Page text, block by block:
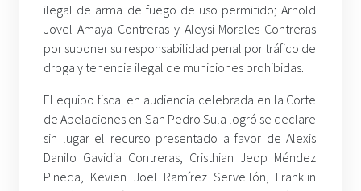
ilegal de arma de fuego de uso permitido; Arnold
Jovel Amaya Contreras y Aleysi Morales Contreras
por suponer su responsabilidad penal por tráfico de
droga y tenencia ilegal de municiones prohibidas.
El equipo fiscal en audiencia celebrada en la Corte
de Apelaciones en San Pedro Sula logró se declare
sin lugar el recurso presentado a favor de Alexis
Danilo Gavidia Contreras, Cristhian Jeop Méndez
Pineda, Kevien Joel Ramírez Servellón, Franklin